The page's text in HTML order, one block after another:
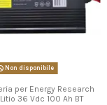
Non disponibile
per Energy Research
36 Vdc 100 Ah BT